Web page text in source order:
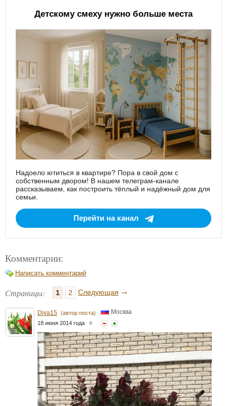
Детскому смеху нужно больше места
Надоело ютиться в квартире? Пора в свой дом с
собственным двором! В нашем телеграм-канале
рассказываем, как построить тёплый и надёжный дом для
семьи.
Перейти на канал
Комментарии:
Написать комментарий
Страницы: 1 2 Следующая →
Diva15 (автор поста) Москва
18 июня 2014 года #